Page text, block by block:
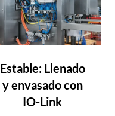
Estable: Llenado
y envasado con
IO-Link